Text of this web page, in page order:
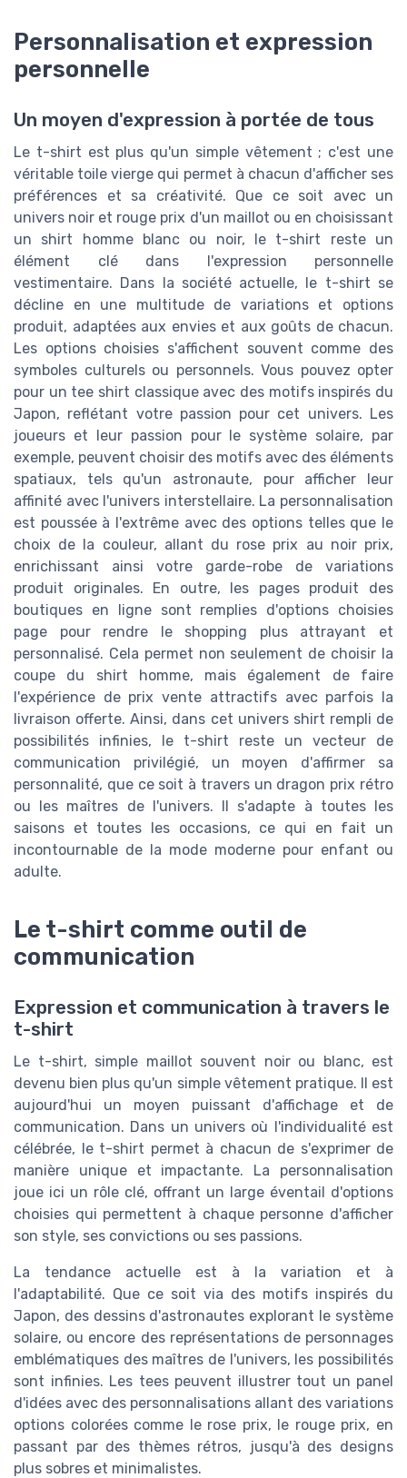
Personnalisation et expression
personnelle
Un moyen d'expression à portée de tous
Le t-shirt est plus qu'un simple vêtement ; c'est une
véritable toile vierge qui permet à chacun d'afficher ses
préférences et sa créativité. Que ce soit avec un
univers noir et rouge prix d'un maillot ou en choisissant
un shirt homme blanc ou noir, le t-shirt reste un
élément clé dans l'expression personnelle
vestimentaire. Dans la société actuelle, le t-shirt se
décline en une multitude de variations et options
produit, adaptées aux envies et aux goûts de chacun.
Les options choisies s'affichent souvent comme des
symboles culturels ou personnels. Vous pouvez opter
pour un tee shirt classique avec des motifs inspirés du
Japon, reflétant votre passion pour cet univers. Les
joueurs et leur passion pour le système solaire, par
exemple, peuvent choisir des motifs avec des éléments
spatiaux, tels qu'un astronaute, pour afficher leur
affinité avec l'univers interstellaire. La personnalisation
est poussée à l'extrême avec des options telles que le
choix de la couleur, allant du rose prix au noir prix,
enrichissant ainsi votre garde-robe de variations
produit originales. En outre, les pages produit des
boutiques en ligne sont remplies d'options choisies
page pour rendre le shopping plus attrayant et
personnalisé. Cela permet non seulement de choisir la
coupe du shirt homme, mais également de faire
l'expérience de prix vente attractifs avec parfois la
livraison offerte. Ainsi, dans cet univers shirt rempli de
possibilités infinies, le t-shirt reste un vecteur de
communication privilégié, un moyen d'affirmer sa
personnalité, que ce soit à travers un dragon prix rétro
ou les maîtres de l'univers. Il s'adapte à toutes les
saisons et toutes les occasions, ce qui en fait un
incontournable de la mode moderne pour enfant ou
adulte.
Le t-shirt comme outil de
communication
Expression et communication à travers le
t-shirt
Le t-shirt, simple maillot souvent noir ou blanc, est
devenu bien plus qu'un simple vêtement pratique. Il est
aujourd'hui un moyen puissant d'affichage et de
communication. Dans un univers où l'individualité est
célébrée, le t-shirt permet à chacun de s'exprimer de
manière unique et impactante. La personnalisation
joue ici un rôle clé, offrant un large éventail d'options
choisies qui permettent à chaque personne d'afficher
son style, ses convictions ou ses passions.
La tendance actuelle est à la variation et à
l'adaptabilité. Que ce soit via des motifs inspirés du
Japon, des dessins d'astronautes explorant le système
solaire, ou encore des représentations de personnages
emblématiques des maîtres de l'univers, les possibilités
sont infinies. Les tees peuvent illustrer tout un panel
d'idées avec des personnalisations allant des variations
options colorées comme le rose prix, le rouge prix, en
passant par des thèmes rétros, jusqu'à des designs
plus sobres et minimalistes.